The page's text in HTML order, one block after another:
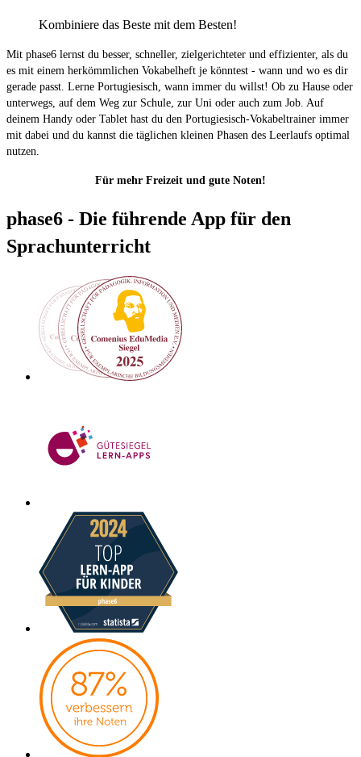
Kombiniere das Beste mit dem Besten!
Mit phase6 lernst du besser, schneller, zielgerichteter und effizienter, als du
es mit einem herkömmlichen Vokabelheft je könntest - wann und wo es dir
gerade passt. Lerne Portugiesisch, wann immer du willst! Ob zu Hause oder
unterwegs, auf dem Weg zur Schule, zur Uni oder auch zum Job. Auf
deinem Handy oder Tablet hast du den Portugiesisch-Vokabeltrainer immer
mit dabei und du kannst die täglichen kleinen Phasen des Leerlaufs optimal
nutzen.
Für mehr Freizeit und gute Noten!
phase6 - Die führende App für den
Sprachunterricht